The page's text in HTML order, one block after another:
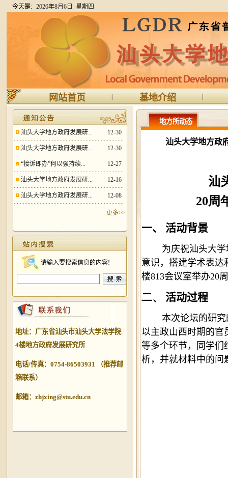
今天是: 2026年8月6日 星期四
网站首页 基地介绍
汕头大学地方政府发展研... 12-30
汕头大学地方政府发展研... 12-30
“接诉即办”何以强持续... 12-27
汕头大学地方政府发展研... 12-16
汕头大学地方政府发展研... 12-08
更多>>
请输入要搜索信息的内容!
地址：广东省汕头市汕头大学法学院
4楼地方政府发展研究所
电话/传真：0754-86503931 （推荐邮
箱联系）
邮箱：zhjxing@stu.edu.cn
地方所动态
汕头大学地方政
汕
20周
一、 活动背景
为庆祝汕头大
意识，搭建学术表达
楼813会议室举办20
二、 活动过程
本次论坛的研
以主政山西时期的官
等多个环节，同学们
析，并就材料中的问